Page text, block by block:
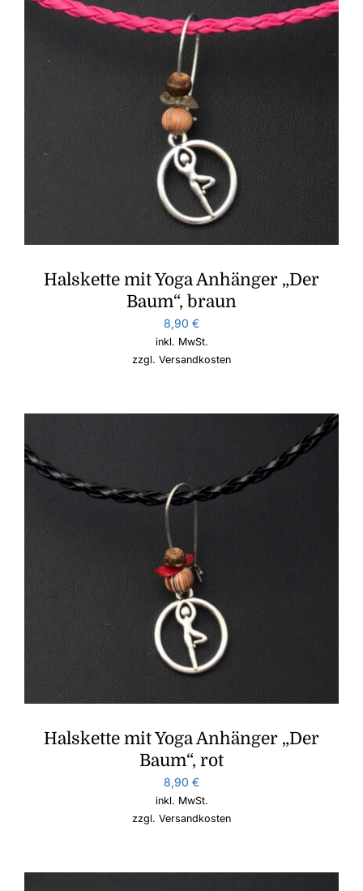
Halskette mit Yoga Anhänger „Der
Baum“, braun
8,90 €
inkl. MwSt.
zzgl. Versandkosten
Halskette mit Yoga Anhänger „Der
Baum“, rot
8,90 €
inkl. MwSt.
zzgl. Versandkosten